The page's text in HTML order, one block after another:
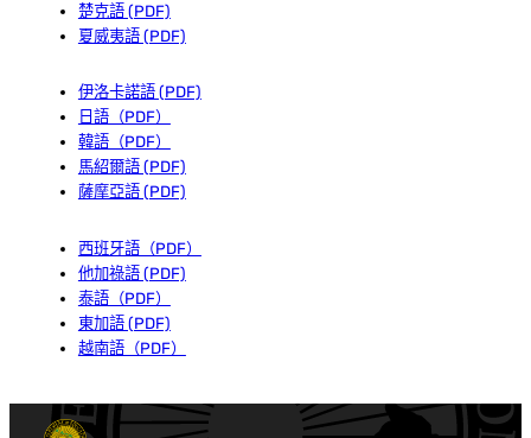
楚克語 (PDF)
夏威夷語 (PDF)
伊洛卡諾語 (PDF)
日語（PDF）
韓語（PDF）
馬紹爾語 (PDF)
薩摩亞語 (PDF)
西班牙語（PDF）
他加祿語 (PDF)
泰語（PDF）
東加語 (PDF)
越南語（PDF）